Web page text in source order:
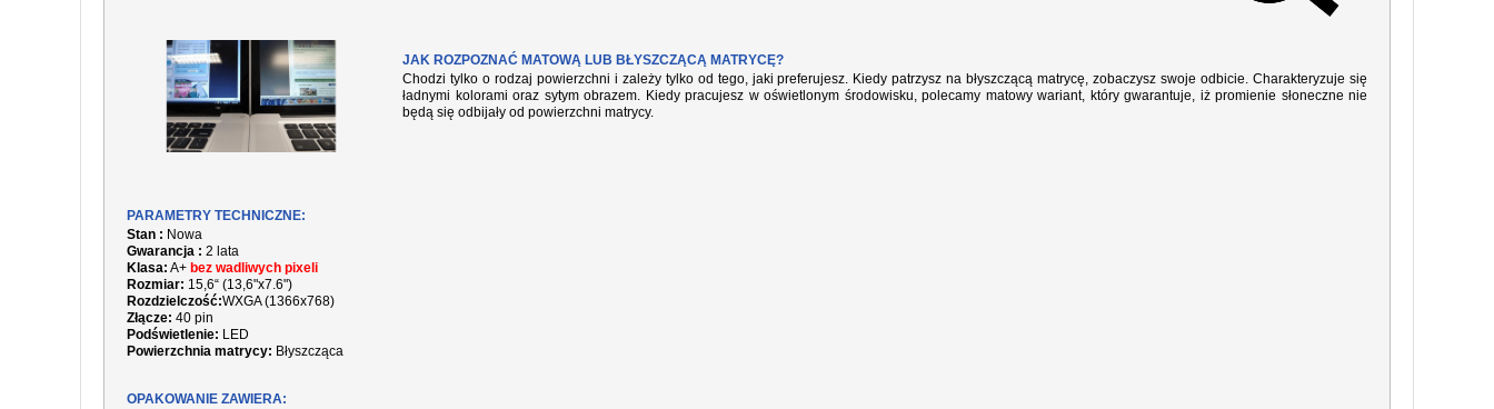
JAK ROZPOZNAĆ MATOWĄ LUB BŁYSZCZĄCĄ MATRYCĘ?
Chodzi tylko o rodzaj powierzchni i zależy tylko od tego, jaki preferujesz. Kiedy patrzysz na błyszczącą matrycę, zobaczysz swoje odbicie. Charakteryzuje się
ładnymi kolorami oraz sytym obrazem. Kiedy pracujesz w oświetlonym środowisku, polecamy matowy wariant, który gwarantuje, iż promienie słoneczne nie
będą się odbijały od powierzchni matrycy.
PARAMETRY TECHNICZNE:
Stan : Nowa
Gwarancja : 2 lata
Klasa: A+ bez wadliwych pixeli
Rozmiar: 15,6“ (13,6"x7.6")
Rozdzielczość:WXGA (1366x768)
Złącze: 40 pin
Podświetlenie: LED
Powierzchnia matrycy: Błyszcząca
OPAKOWANIE ZAWIERA: